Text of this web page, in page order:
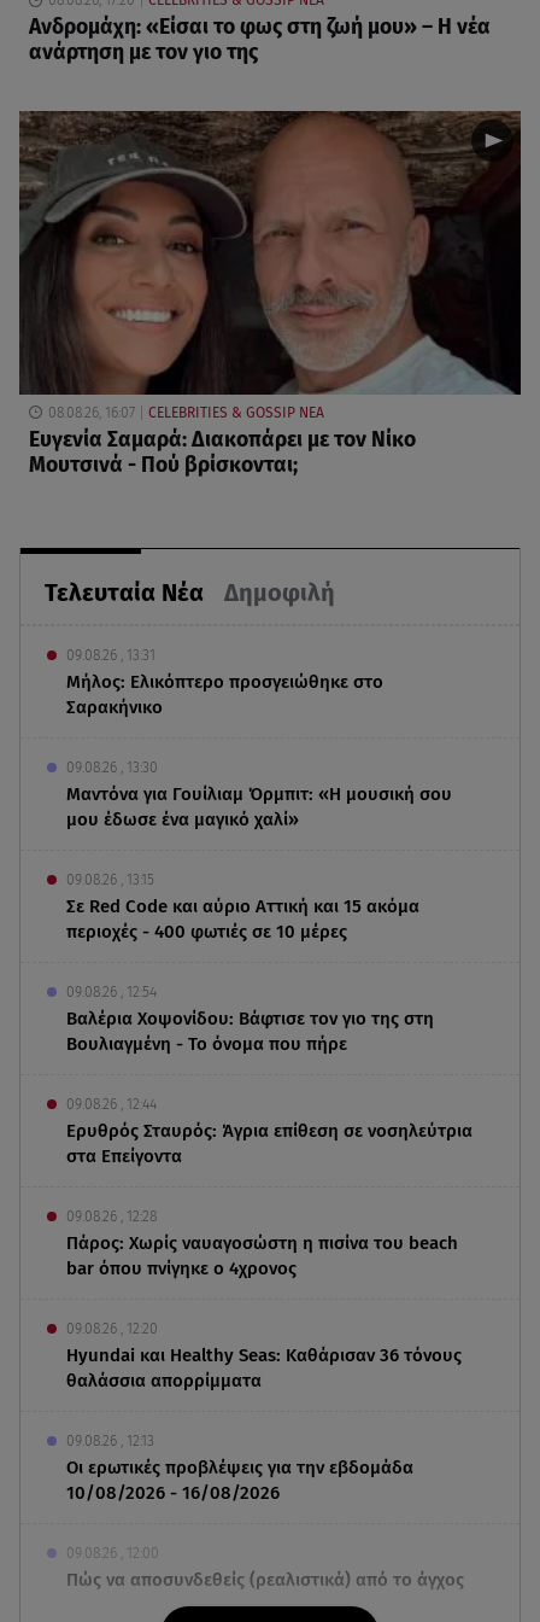
Τελευταία Νέα Δημοφιλή
09.08.26 , 13:31
Μήλος: Ελικόπτερο προσγειώθηκε στο
Σαρακήνικο
09.08.26 , 13:30
Μαντόνα για Γουίλιαμ Όρμπιτ: «Η μουσική σου
μου έδωσε ένα μαγικό χαλί»
09.08.26 , 13:15
Σε Red Code και αύριο Αττική και 15 ακόμα
περιοχές - 400 φωτιές σε 10 μέρες
09.08.26 , 12:54
Βαλέρια Χοψονίδου: Βάφτισε τον γιο της στη
Βουλιαγμένη - Το όνομα που πήρε
09.08.26 , 12:44
Ερυθρός Σταυρός: Άγρια επίθεση σε νοσηλεύτρια
στα Επείγοντα
09.08.26 , 12:28
Πάρος: Χωρίς ναυαγοσώστη η πισίνα του beach
bar όπου πνίγηκε ο 4χρονος
09.08.26 , 12:20
Hyundai και Healthy Seas: Καθάρισαν 36 τόνους
θαλάσσια απορρίμματα
09.08.26 , 12:13
Οι ερωτικές προβλέψεις για την εβδομάδα
10/08/2026 - 16/08/2026
09.08.26 , 12:00
Πώς να αποσυνδεθείς (ρεαλιστικά) από το άγχος
στις διακοπές
Ανδρομάχη: «Είσαι το φως στη ζωή μου» – Η νέα
ανάρτηση με τον γιο της
08.08.26, 16:07 CELEBRITIES & GOSSIP ΝΕΑ
Ευγενία Σαμαρά: Διακοπάρει με τον Νίκο
Μουτσινά - Πού βρίσκονται;